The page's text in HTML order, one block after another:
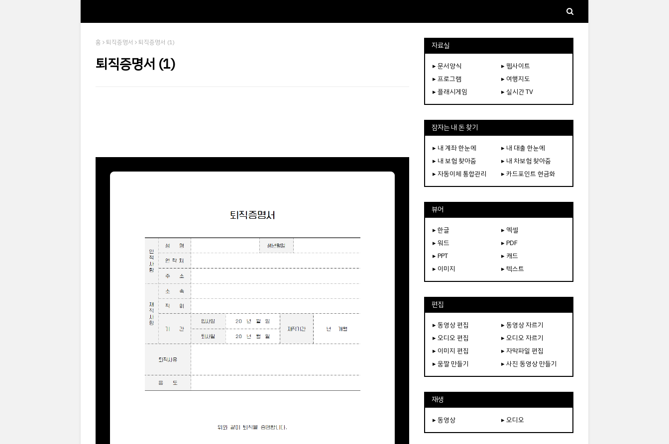
홈 퇴직증명서 퇴직증명서 (1)
퇴직증명서 (1)
자료실
▸ 문서양식
▸ 웹사이트
▸ 프로그램
▸ 여행지도
▸ 플래시게임
▸ 실시간 TV
잠자는 내 돈 찾기
▸ 내 계좌 한눈에
▸ 내 대출 한눈에
▸ 내 보험 찾아줌
▸ 내 차보험 찾아줌
▸ 자동이체 통합관리
▸ 카드포인트 현금화
뷰어
▸ 한글
▸ 엑셀
▸ 워드
▸ PDF
▸ PPT
▸ 캐드
▸ 이미지
▸ 텍스트
편집
▸ 동영상 편집
▸ 동영상 자르기
▸ 오디오 편집
▸ 오디오 자르기
▸ 이미지 편집
▸ 자막파일 편집
▸ 움짤 만들기
▸ 사진 동영상 만들기
재생
▸ 동영상 ▸ 오디오